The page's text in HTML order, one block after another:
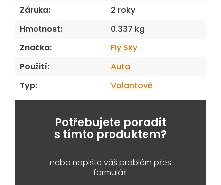
Záruka:
2 roky
Hmotnost:
0.337 kg
Značka:
Fly Sky
Použití:
Auta
Typ: Volantové
Potřebujete poradit
s tímto produktem?
nebo napište váš problém přes
formulář: